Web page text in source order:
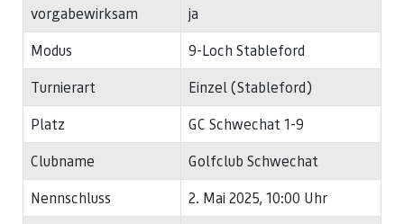
vorgabewirksam
ja
Modus
9-Loch Stableford
Turnierart
Einzel (Stableford)
Platz
GC Schwechat 1-9
Clubname
Golfclub Schwechat
Nennschluss
2. Mai 2025, 10:00 Uhr